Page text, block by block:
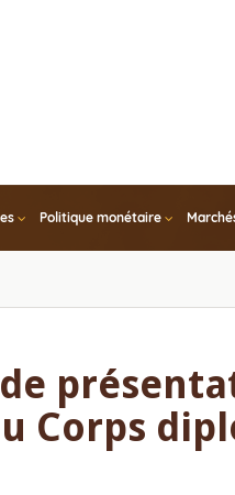
Politique monétaire
Corps